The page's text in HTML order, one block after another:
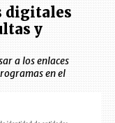
digitales
y
a los enlaces
en el